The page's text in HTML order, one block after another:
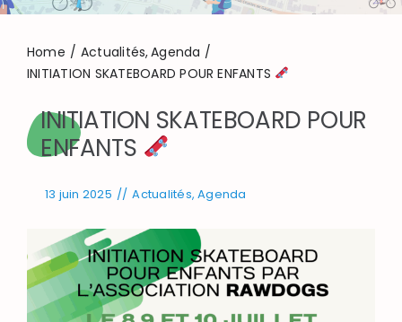
VIVRE À SERÉMANGE-ERZANGE
Home Actualités Agenda
INITIATION SKATEBOARD POUR ENFANTS
INITIATION SKATEBOARD POUR
ENFANTS
13 juin 2025 // Actualités,Agenda